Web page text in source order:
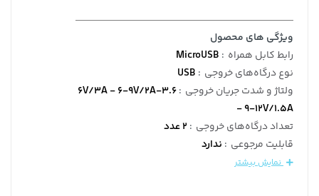
ویژگی های محصول
رابط کابل همراه :
MicroUSB
نوع درگاه‌های خروجی :
USB
ولتاژ و شدت جریان خروجی :
3.6-6V/3A - 6-9V/2A
- 9-12V/1.5A
تعداد درگاه‌های خروجی :2 عدد
قابلیت مرجوعی : ندارد
نمایش بیشتر